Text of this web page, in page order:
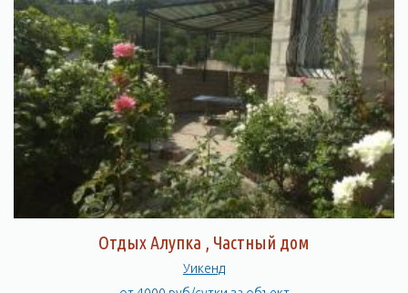
Отдых Алупка , Частный дом
Уикенд